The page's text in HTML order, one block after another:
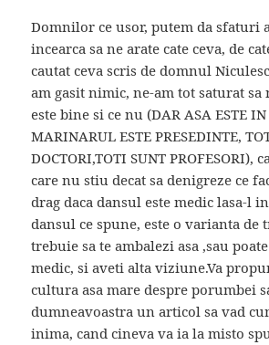
Domnilor ce usor, putem da sfaturi
incearca sa ne arate cate ceva, de
cautat ceva scris de domnul
am gasit nimic, ne-am tot saturat sa
este bine si ce nu (DAR ASA ESTE
MARINARUL ESTE PRESEDINTE,
DOCTORI,TOTI SUNT PROFESORI),
care nu stiu decat sa denigreze ce
drag daca dansul este medic lasa-l
dansul ce spune, este o varianta de
trebuie sa te ambalezi asa ,sau
medic, si aveti alta viziune.Va
cultura asa mare despre porumbei
dumneavoastra un articol sa vad
inima, cand cineva va ia la misto